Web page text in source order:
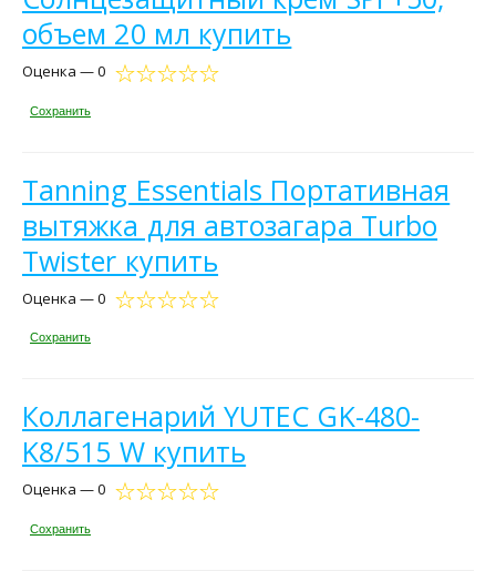
объем 20 мл купить
Оценка — 0
Сохранить
Tanning Essentials Портативная
вытяжка для автозагара Turbo
Twister купить
Оценка — 0
Сохранить
Коллагенарий YUTEC GK-480-
K8/515 W купить
Оценка — 0
Сохранить